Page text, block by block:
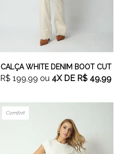
CALÇA WHITE DENIM BOOT CUT
R$ 199,99 ou 4XDE R$ 49,99
Comfort